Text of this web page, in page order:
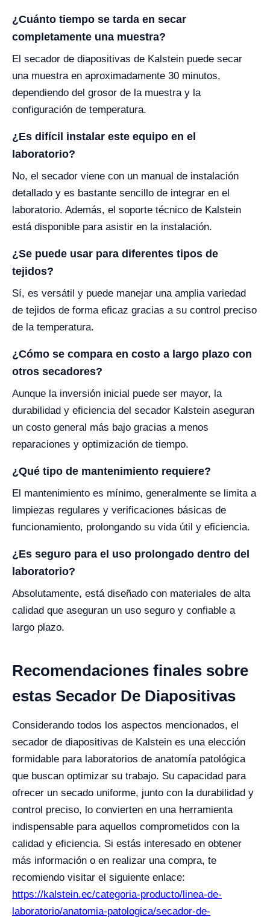
¿Cuánto tiempo se tarda en secar
completamente una muestra?
El secador de diapositivas de Kalstein puede secar
una muestra en aproximadamente 30 minutos,
dependiendo del grosor de la muestra y la
configuración de temperatura.
¿Es difícil instalar este equipo en el
laboratorio?
No, el secador viene con un manual de instalación
detallado y es bastante sencillo de integrar en el
laboratorio. Además, el soporte técnico de Kalstein
está disponible para asistir en la instalación.
¿Se puede usar para diferentes tipos de
tejidos?
Sí, es versátil y puede manejar una amplia variedad
de tejidos de forma eficaz gracias a su control preciso
de la temperatura.
¿Cómo se compara en costo a largo plazo con
otros secadores?
Aunque la inversión inicial puede ser mayor, la
durabilidad y eficiencia del secador Kalstein aseguran
un costo general más bajo gracias a menos
reparaciones y optimización de tiempo.
¿Qué tipo de mantenimiento requiere?
El mantenimiento es mínimo, generalmente se limita a
limpiezas regulares y verificaciones básicas de
funcionamiento, prolongando su vida útil y eficiencia.
¿Es seguro para el uso prolongado dentro del
laboratorio?
Absolutamente, está diseñado con materiales de alta
calidad que aseguran un uso seguro y confiable a
largo plazo.
Recomendaciones finales sobre
estas Secador De Diapositivas
Considerando todos los aspectos mencionados, el
secador de diapositivas de Kalstein es una elección
formidable para laboratorios de anatomía patológica
que buscan optimizar su trabajo. Su capacidad para
ofrecer un secado uniforme, junto con la durabilidad y
control preciso, lo convierten en una herramienta
indispensable para aquellos comprometidos con la
calidad y eficiencia. Si estás interesado en obtener
más información o en realizar una compra, te
recomiendo visitar el siguiente enlace:
https://kalstein.ec/categoria-producto/linea-de-
laboratorio/anatomia-patologica/secador-de-